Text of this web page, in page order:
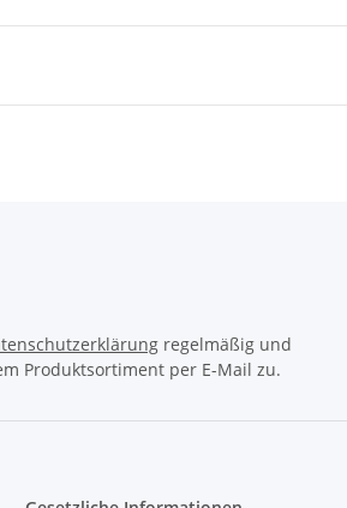
regelmäßig und
Produktsortiment per E-Mail zu.